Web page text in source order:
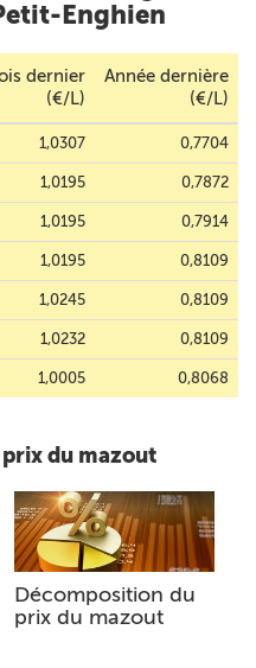
Enghien
dernier
(€/L)
Année dernière
(€/L)
1,0307 0,7704
1,0195 0,7872
1,0195 0,7914
1,0195 0,8109
1,0245 0,8109
1,0232 0,8109
1,0005 0,8068
du mazout
Décomposition du
prix du mazout